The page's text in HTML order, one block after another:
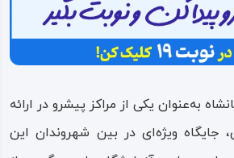
به‌عنوان یکی از مراکز پیشرو در ارائه
ویژه‌ای در بین شهروندان این